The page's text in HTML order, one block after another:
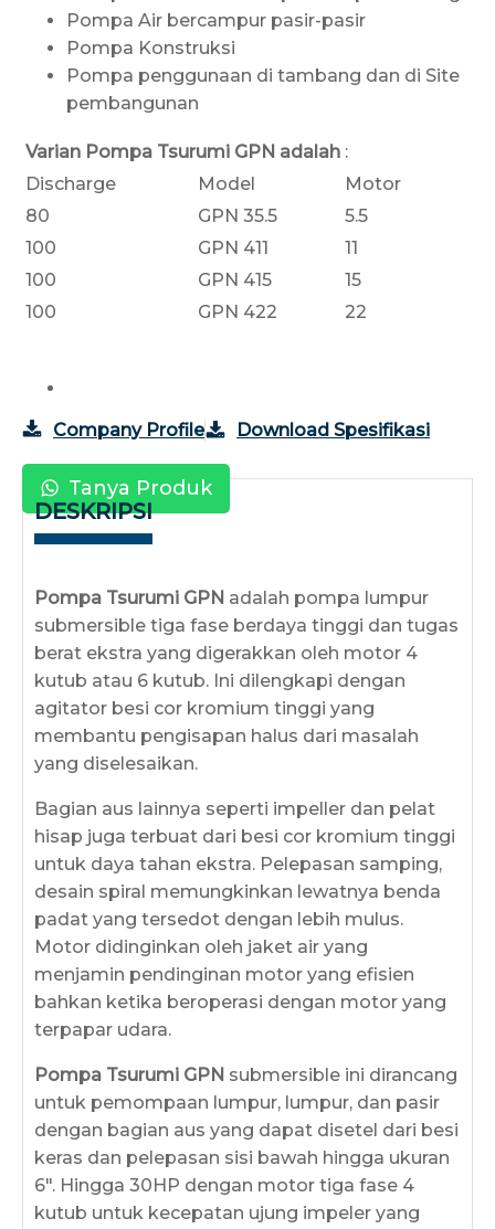
Pompa Air bercampur pasir-pasir
Pompa Konstruksi
Pompa penggunaan di tambang dan di Site
pembangunan
Varian Pompa Tsurumi GPN adalah :
Discharge
Model
Motor
80
GPN 35.5
5.5
100
GPN 411
11
100
GPN 415
15
100
GPN 422 22
Company Profile Download Spesifikasi
Tanya Produk
DESKRIPSI
Pompa Tsurumi GPN adalah pompa lumpur
submersible tiga fase berdaya tinggi dan tugas
berat ekstra yang digerakkan oleh motor 4
kutub atau 6 kutub. Ini dilengkapi dengan
agitator besi cor kromium tinggi yang
membantu pengisapan halus dari masalah
yang diselesaikan.
Bagian aus lainnya seperti impeller dan pelat
hisap juga terbuat dari besi cor kromium tinggi
untuk daya tahan ekstra. Pelepasan samping,
desain spiral memungkinkan lewatnya benda
padat yang tersedot dengan lebih mulus.
Motor didinginkan oleh jaket air yang
menjamin pendinginan motor yang efisien
bahkan ketika beroperasi dengan motor yang
terpapar udara.
Pompa Tsurumi GPN submersible ini dirancang
untuk pemompaan lumpur, lumpur, dan pasir
dengan bagian aus yang dapat disetel dari besi
keras dan pelepasan sisi bawah hingga ukuran
6". Hingga 30HP dengan motor tiga fase 4
kutub untuk kecepatan ujung impeler yang